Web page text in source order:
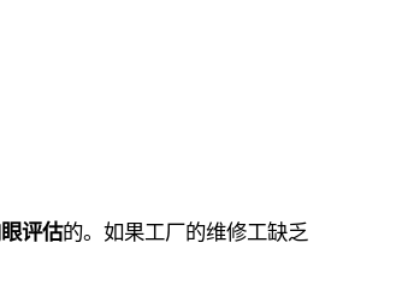
评估的。如果工厂的维修工缺乏